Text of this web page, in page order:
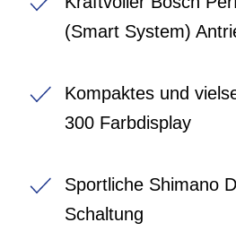
(Smart System)
Kompaktes und
300 Farbdisplay
Sportliche Shimano
Schaltung